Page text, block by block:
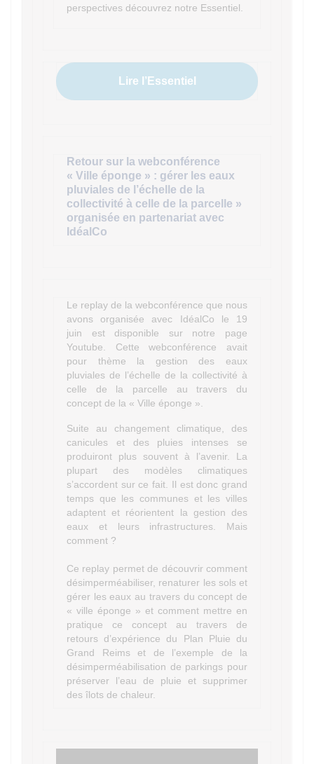
perspectives découvrez notre Essentiel.
Lire l’Essentiel
Retour sur la webconférence
« Ville éponge » : gérer les eaux
pluviales de l’échelle de la
collectivité à celle de la parcelle »
organisée en partenariat avec
IdéalCo
Le replay de la webconférence que nous
avons organisée avec IdéalCo le 19
juin est disponible sur notre page
Youtube. Cette webconférence avait
pour thème la gestion des eaux
pluviales de l’échelle de la collectivité à
celle de la parcelle au travers du
concept de la « Ville éponge ».
Suite au changement climatique, des
canicules et des pluies intenses se
produiront plus souvent à l’avenir. La
plupart des modèles climatiques
s’accordent sur ce fait. Il est donc grand
temps que les communes et les villes
adaptent et réorientent la gestion des
eaux et leurs infrastructures. Mais
comment ?
Ce replay permet de découvrir comment
désimperméabiliser, renaturer les sols et
gérer les eaux au travers du concept de
« ville éponge » et comment mettre en
pratique ce concept au travers de
retours d’expérience du Plan Pluie du
Grand Reims et de l’exemple de la
désimperméabilisation de parkings pour
préserver l’eau de pluie et supprimer
des îlots de chaleur.